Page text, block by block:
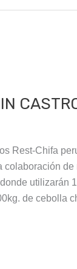
Rest-Chifa
utilizarán
de cebolla